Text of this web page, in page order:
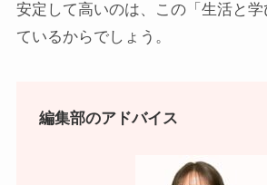
安定して高いのは、この「生活と
ているからでしょう。
編集部のアドバイス